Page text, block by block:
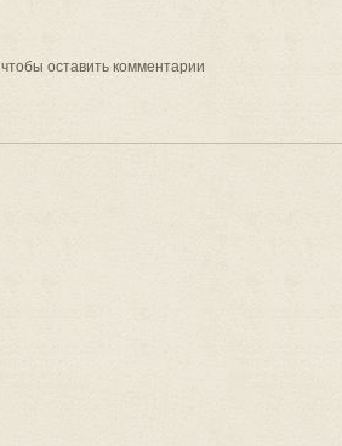
чтобы оставить комментарии